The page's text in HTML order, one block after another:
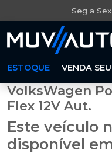
Seg a
ESTOQUE VENDA
VolksWagen
Flex 12V Aut.
Este veículo
disponível